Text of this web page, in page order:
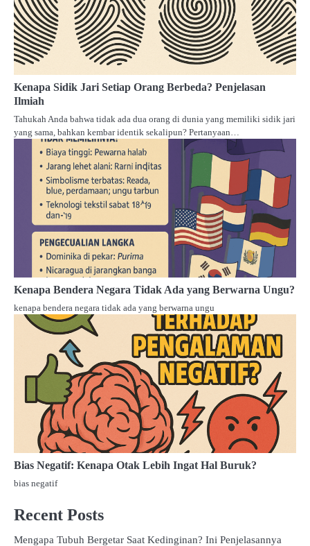
Kenapa Sidik Jari Setiap Orang Berbeda? Penjelasan
Ilmiah
Tahukah Anda bahwa tidak ada dua orang di dunia yang memiliki sidik jari
yang sama, bahkan kembar identik sekalipun? Pertanyaan…
Kenapa Bendera Negara Tidak Ada yang Berwarna Ungu?
kenapa bendera negara tidak ada yang berwarna ungu
Bias Negatif: Kenapa Otak Lebih Ingat Hal Buruk?
bias negatif
Recent Posts
Mengapa Tubuh Bergetar Saat Kedinginan? Ini Penjelasannya